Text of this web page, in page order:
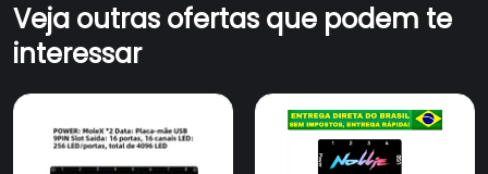
Veja outras ofertas que podem te
interessar